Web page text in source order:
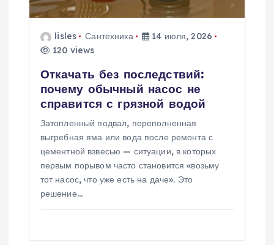
lisles Сантехника
14 июля, 2026
120 views
Откачать без последствий:
почему обычный насос не
справится с грязной водой
Затопленный подвал, переполненная
выгребная яма или вода после ремонта с
цементной взвесью — ситуации, в которых
первым порывом часто становится «возьму
тот насос, что уже есть на даче». Это
решение…